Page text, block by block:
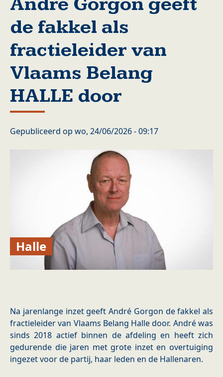
de fakkel als
fractieleider van
Vlaams Belang
HALLE door
Gepubliceerd op wo, 24/06/2026 - 09:17
Halle
Na jarenlange inzet geeft André Gorgon de fakkel als
fractieleider van Vlaams Belang Halle door. André was
sinds 2018 actief binnen de afdeling en heeft zich
gedurende die jaren met grote inzet en overtuiging
ingezet voor de partij, haar leden en de Hallenaren.